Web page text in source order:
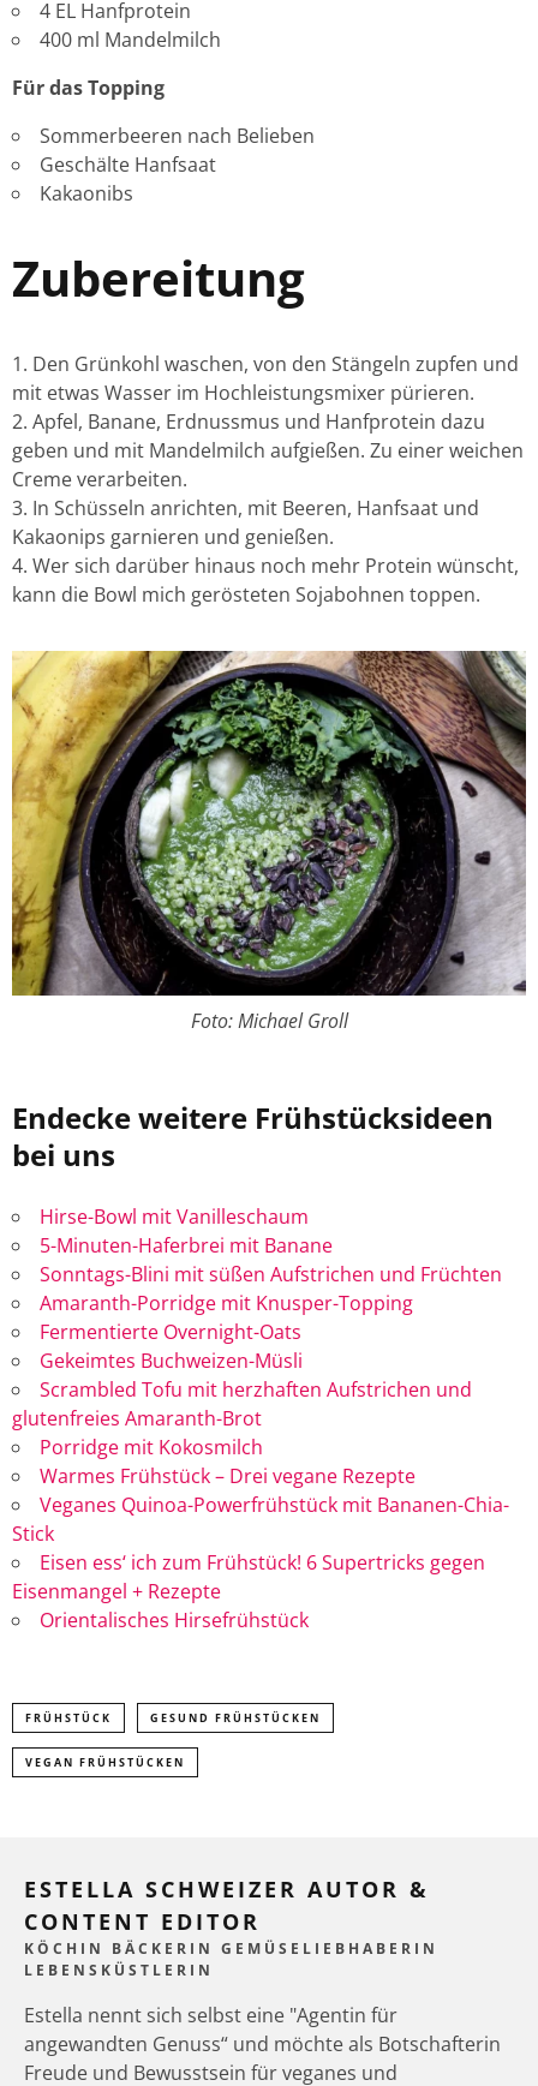
4 EL Hanfprotein
400 ml Mandelmilch
Für das Topping
Sommerbeeren nach Belieben
Geschälte Hanfsaat
Kakaonibs
Zubereitung
Den Grünkohl waschen, von den Stängeln zupfen und
mit etwas Wasser im Hochleistungsmixer pürieren.
Apfel, Banane, Erdnussmus und Hanfprotein dazu
geben und mit Mandelmilch aufgießen. Zu einer weichen
Creme verarbeiten.
In Schüsseln anrichten, mit Beeren, Hanfsaat und
Kakaonips garnieren und genießen.
Wer sich darüber hinaus noch mehr Protein wünscht,
kann die Bowl mich gerösteten Sojabohnen toppen.
Foto: Michael Groll
Endecke weitere Frühstücksideen
bei uns
Hirse-Bowl mit Vanilleschaum
5-Minuten-Haferbrei mit Banane
Sonntags-Blini mit süßen Aufstrichen und Früchten
Amaranth-Porridge mit Knusper-Topping
Fermentierte Overnight-Oats
Gekeimtes Buchweizen-Müsli
Scrambled Tofu mit herzhaften Aufstrichen und
glutenfreies Amaranth-Brot
Porridge mit Kokosmilch
Warmes Frühstück – Drei vegane Rezepte
Veganes Quinoa-Powerfrühstück mit Bananen-Chia-
Stick
Eisen ess‘ ich zum Frühstück! 6 Supertricks gegen
Eisenmangel + Rezepte
Orientalisches Hirsefrühstück
FRÜHSTÜCK GESUND FRÜHSTÜCKEN
VEGAN FRÜHSTÜCKEN
ESTELLA SCHWEIZER AUTOR &
CONTENT EDITOR
KÖCHIN BÄCKERIN GEMÜSELIEBHABERIN
LEBENSKÜSTLERIN
Estella nennt sich selbst eine "Agentin für
angewandten Genuss“ und möchte als Botschafterin
Freude und Bewusstsein für veganes und